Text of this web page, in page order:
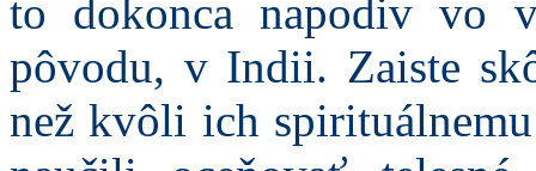
to dokonca napodiv vo
pôvodu, v Indii. Zaiste
než kvôli ich